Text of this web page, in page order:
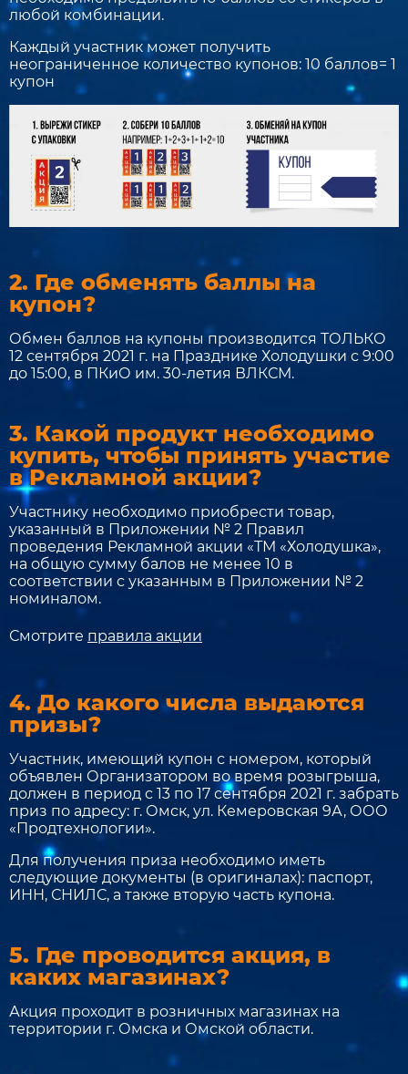
любой комбинации.
Каждый участник может получить
неограниченное количество купонов: 10 баллов= 1
купон
2. Где обменять баллы на
купон?
Обмен баллов на купоны производится ТОЛЬКО
12 сентября 2021 г. на Празднике Холодушки с 9:00
до 15:00, в ПКиО им. 30-летия ВЛКСМ.
3. Какой продукт необходимо
купить, чтобы принять участие
в Рекламной акции?
Участнику необходимо приобрести товар,
указанный в Приложении № 2 Правил
проведения Рекламной акции «ТМ «Холодушка»,
на общую сумму балов не менее 10 в
соответствии с указанным в Приложении № 2
номиналом.
Смотрите правила акции
4. До какого числа выдаются
призы?
Участник, имеющий купон с номером, который
объявлен Организатором во время розыгрыша,
должен в период с 13 по 17 сентября 2021 г. забрать
приз по адресу: г. Омск, ул. Кемеровская 9А, ООО
«Продтехнологии».
Для получения приза необходимо иметь
следующие документы (в оригиналах): паспорт,
ИНН, СНИЛС, а также вторую часть купона.
5. Где проводится акция, в
каких магазинах?
Акция проходит в розничных магазинах на
территории г. Омска и Омской области.